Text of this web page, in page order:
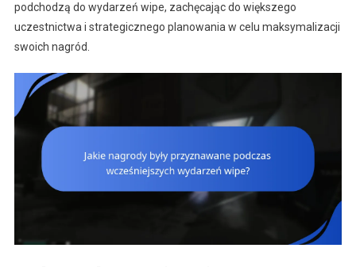
podchodzą do wydarzeń wipe, zachęcając do większego
uczestnictwa i strategicznego planowania w celu maksymalizacji
swoich nagród.